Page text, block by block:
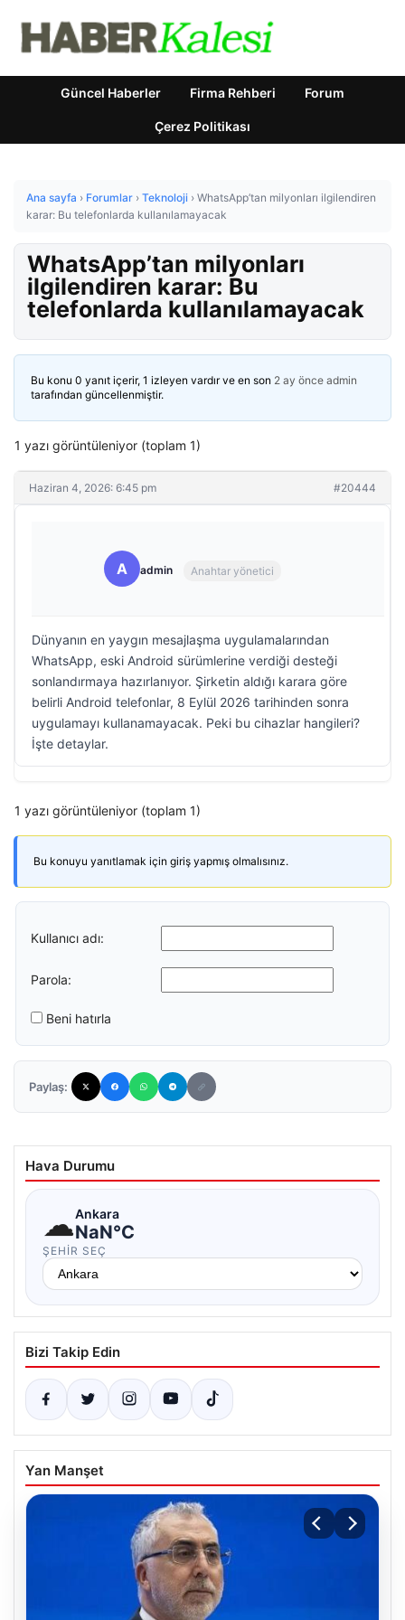
Güncel Haberler Firma Rehberi Forum
Çerez Politikası
Ana sayfa › Forumlar › Teknoloji › WhatsApp’tan milyonları ilgilendiren
karar: Bu telefonlarda kullanılamayacak
WhatsApp’tan milyonları
ilgilendiren karar: Bu
telefonlarda kullanılamayacak
Bu konu 0 yanıt içerir, 1 izleyen vardır ve en son 2 ay önce admin
tarafından güncellenmiştir.
1 yazı görüntüleniyor (toplam 1)
Haziran 4, 2026: 6:45 pm #20444
A admin Anahtar yönetici
Dünyanın en yaygın mesajlaşma uygulamalarından
WhatsApp, eski Android sürümlerine verdiği desteği
sonlandırmaya hazırlanıyor. Şirketin aldığı karara göre
belirli Android telefonlar, 8 Eylül 2026 tarihinden sonra
uygulamayı kullanamayacak. Peki bu cihazlar hangileri?
İşte detaylar.
1 yazı görüntüleniyor (toplam 1)
Bu konuyu yanıtlamak için giriş yapmış olmalısınız.
Kullanıcı adı:
Parola:
Beni hatırla
Paylaş:
Hava Durumu
☁Ankara
NaN°C
ŞEHIR SEÇ
Bizi Takip Edin
Yan Manşet